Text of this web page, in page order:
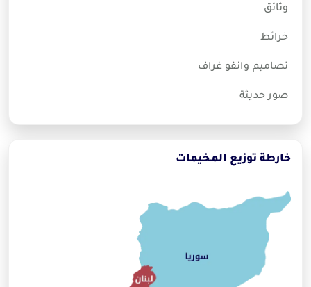
وثائق
خرائط
تصاميم وانفو غراف
صور حديثة
خارطة توزيع المخيمات